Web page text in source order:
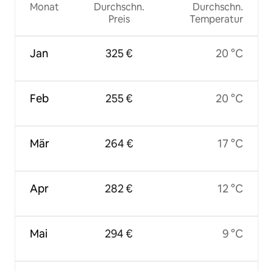
Monat
Jan
Feb
Mär
Apr
Mai
Durchschn.
Preis
325 €
255 €
264 €
282 €
294 €
Durchschn.
Temperatur
20 °C
20 °C
17 °C
12 °C
9 °C